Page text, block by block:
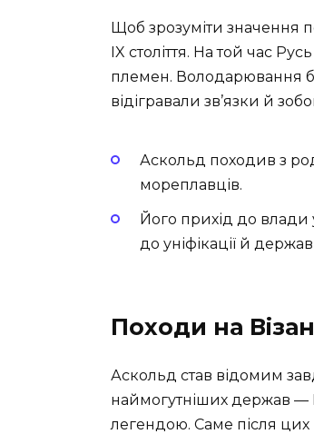
Щоб зрозуміти значення
IX століття. На той час
племен. Володарювання
відігравали зв’язки й
Аскольд походив з
мореплавців.
Його прихід до влади
до уніфікації й
Походи на
Аскольд став відомим
наймогутніших держав —
легендою. Саме після цих